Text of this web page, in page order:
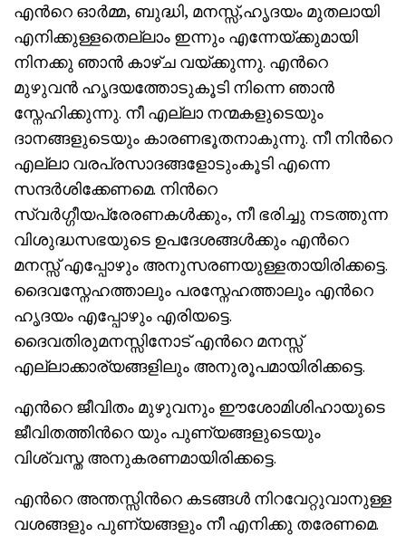
എന്‍റെ ഓർമ്മ, ബുദ്ധി, മനസ്സ്,ഹൃദയം മുതലായി
എനിക്കുള്ളതെല്ലാം ഇന്നും എന്നേയ്ക്കുമായി
നിനക്കു ഞാൻ കാഴ്ച വയ്ക്കുന്നു. എന്‍റെ
മുഴുവൻ ഹൃദയത്തോടുകൂടി നിന്നെ ഞാൻ
സ്നേഹിക്കുന്നു. നീ എല്ലാ നന്മകളുടെയും
ദാനങ്ങളുടെയും കാരണഭൂതനാകുന്നു. നീ നിന്‍റെ
എല്ലാ വരപ്രസാദങ്ങളോടുംകൂടി എന്നെ
സന്ദർശിക്കേണമെ. നിന്‍റെ
സ്വർഗ്ഗീയപ്രേരണകൾക്കും, നീ ഭരിച്ചു നടത്തുന്ന
വിശുദ്ധസഭയുടെ ഉപദേശങ്ങൾക്കും എന്‍റെ
മനസ്സ് എപ്പോഴും അനുസരണയുള്ളതായിരിക്കട്ടെ.
ദൈവസ്നേഹത്താലും പരസ്നേഹത്താലും എന്‍റെ
ഹൃദയം എപ്പോഴും എരിയട്ടെ.
ദൈവതിരുമനസ്സിനോട് എന്‍റെ മനസ്സ്
എല്ലാക്കാര്യങ്ങളിലും അനുരൂപമായിരിക്കട്ടെ.
എന്‍റെ ജീവിതം മുഴുവനും ഈശോമിശിഹായുടെ
ജീവിതത്തിന്‍റെ യും പുണ്യങ്ങളുടെയും
വിശ്വസ്ത അനുകരണമായിരിക്കട്ടെ.
എന്‍റെ അന്തസ്സിന്‍റെ കടങ്ങൾ നിറവേറ്റുവാനുള്ള
വശങ്ങളും പുണ്യങ്ങളും നീ എനിക്കു തരേണമെ.